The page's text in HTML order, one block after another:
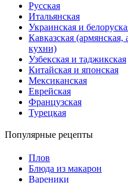
Русская
Итальянская
Украинская и
Кавказская (армянская,
кухни)
Узбекская и таджикская
Китайская и японская
Мексиканская
Еврейская
Французская
Турецкая
Популярные рецепты
Плов
Блюда из макарон
Вареники